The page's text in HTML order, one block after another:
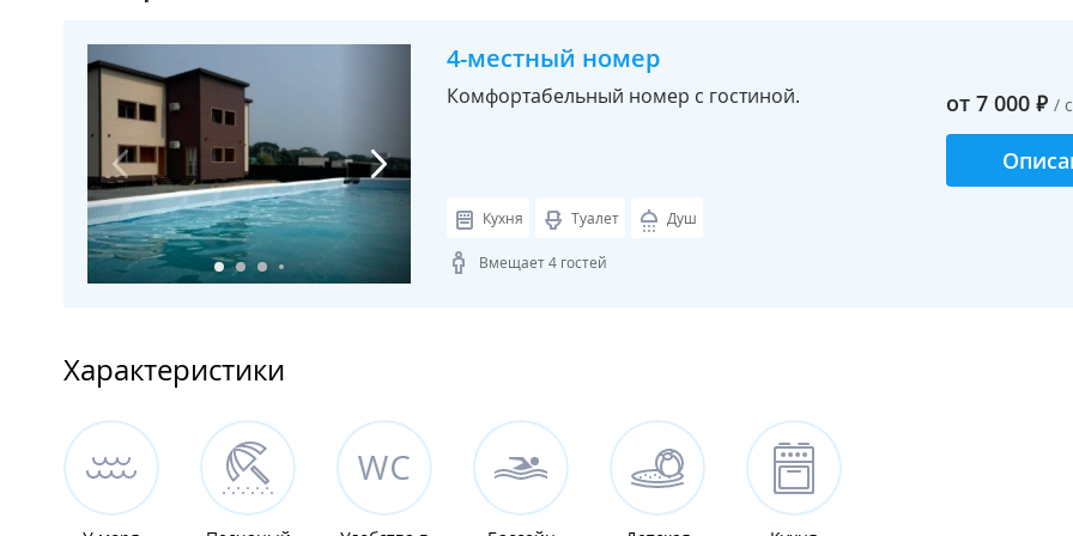
4-местный номер
Комфортабельный номер с гостиной.
Кухня Туалет Душ
Вмещает 4 гостей
от 7 000 ₽ /
Характеристики